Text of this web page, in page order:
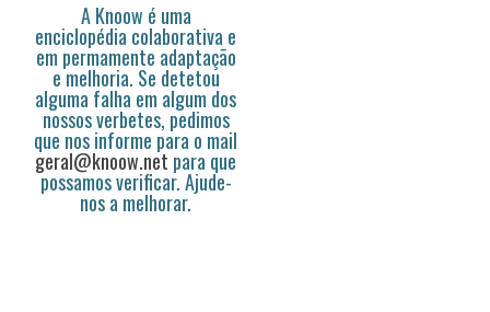
A Knoow é uma
enciclopédia colaborativa e
em permamente adaptação
e melhoria. Se detetou
alguma falha em algum dos
nossos verbetes, pedimos
que nos informe para o mail
geral@knoow.net para que
possamos verificar. Ajude-
nos a melhorar.